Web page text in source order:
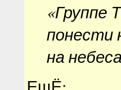
«Группе
понести
на